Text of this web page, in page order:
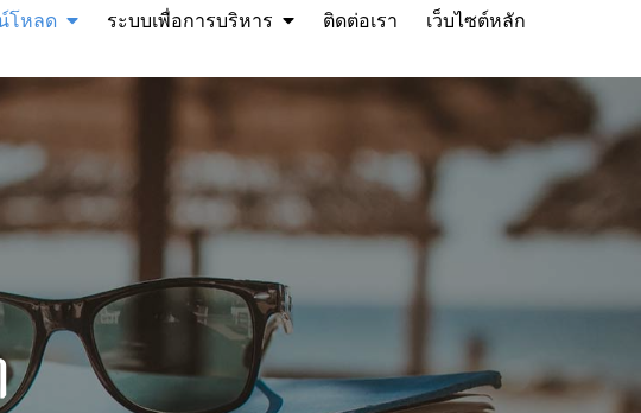
โหลด ระบบเพื่อการบริหาร ติดต่อเรา เว็บไซต์หลัก